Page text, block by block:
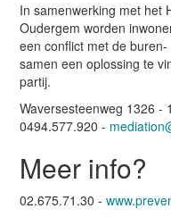
In samenwerking met het
Oudergem worden
een conflict met de
samen een oplossing te
partij.
Waversesteenweg 1326 -
0494.577.920 -
Meer info?
02.675.71.30 -